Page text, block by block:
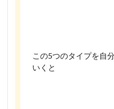
この5つのタイプを自
いくと